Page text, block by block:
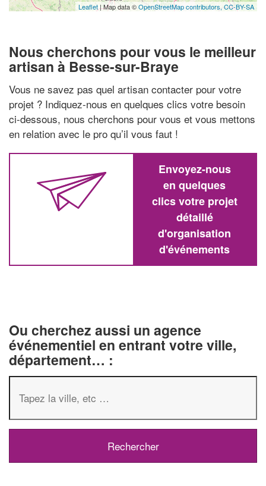
Leaflet| Map data ©OpenStreetMap contributors, CC-BY-SA
Nous cherchons pour vous le meilleur
artisan à Besse-sur-Braye
Vous ne savez pas quel artisan contacter pour votre
projet ? Indiquez-nous en quelques clics votre besoin
ci-dessous, nous cherchons pour vous et vous mettons
en relation avec le pro qu’il vous faut !
Envoyez-nous
en quelques
clics votre projet
détaillé
d'organisation
d'événements
Ou cherchez aussi un agence
événementiel en entrant votre ville,
département… :